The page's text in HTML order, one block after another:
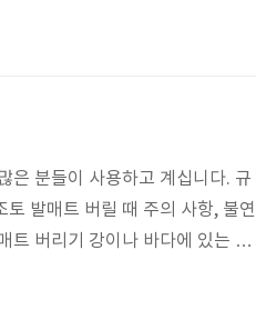
세요! 목차 전자레인지 탕후루
은 분들이 사용하고 계십니다. 규
발매트 버릴 때 주의 사항, 불연
트 버리기 강이나 바다에 있는 플
연적으로 시간이 흐르면 생기는